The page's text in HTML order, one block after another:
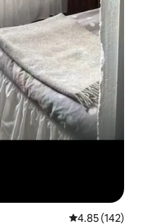
Calificación
4.85 (142)